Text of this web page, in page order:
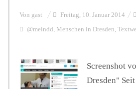
Von gast Freitag, 10. Januar 2014
@meindd, Menschen in Dresden,
Screenshot
Dresden"